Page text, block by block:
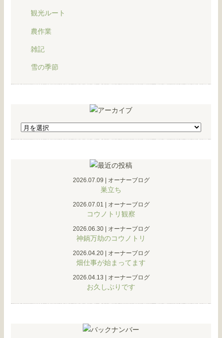
観光ルート
農作業
雑記
雪の季節
2026.07.09 オーナーブログ
巣立ち
2026.07.01 オーナーブログ
コウノトリ観察
2026.06.30| オーナーブログ
神鍋万劫のコウノトリ
2026.04.20| オーナーブログ
畑仕事が始まってます
2026.04.13 オーナーブログ
お久しぶりです